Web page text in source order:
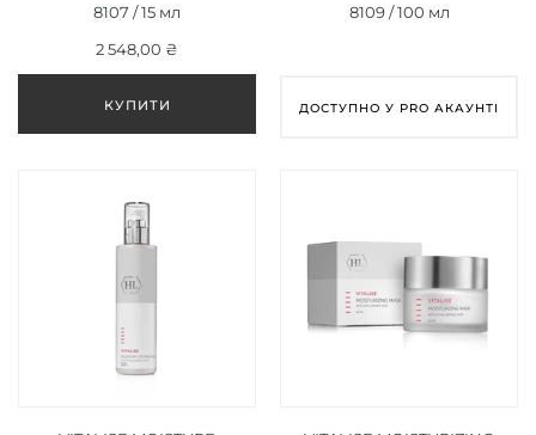
8107 / 15 мл
2 548,00 ₴
КОНЦЕНТРАТ ФАЗА I) 100
8109 / 100 мл
ДОСТУПНО У PRO АКАУНТІ